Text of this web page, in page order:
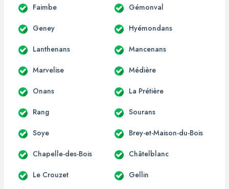
Faimbe Gémonval
Geney Hyémondans
Lanthenans Mancenans
Marvelise Médière
Onans La Prétière
Rang Sourans
Soye Brey-et-Maison-du-Bois
Chapelle-des-Bois Châtelblanc
Le Crouzet Gellin